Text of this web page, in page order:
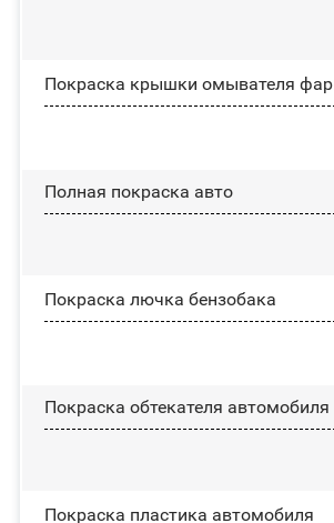
Покраска крышки омывателя фар
Полная покраска авто
Покраска лючка бензобака
Покраска обтекателя автомобиля
Покраска пластика автомобиля